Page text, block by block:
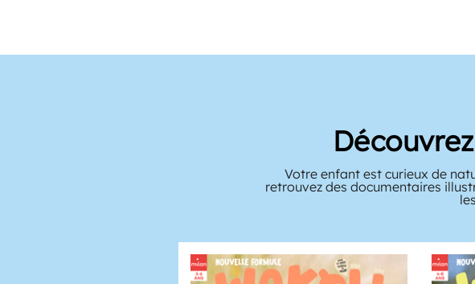
Votre enfant est curieux de
retrouvez des documentaires